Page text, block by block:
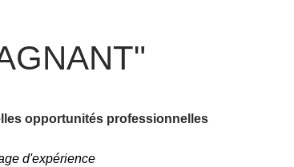
opportunités professionnelles
d'expérience